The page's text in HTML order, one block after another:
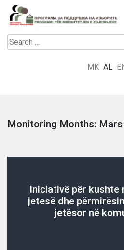
Skip
content
Electoral Support Programme
Electoral Support Programme
Search
for:
MK AL
Monitoring Months:
Iniciativë për kushte
jetesë dhe
jetësor në